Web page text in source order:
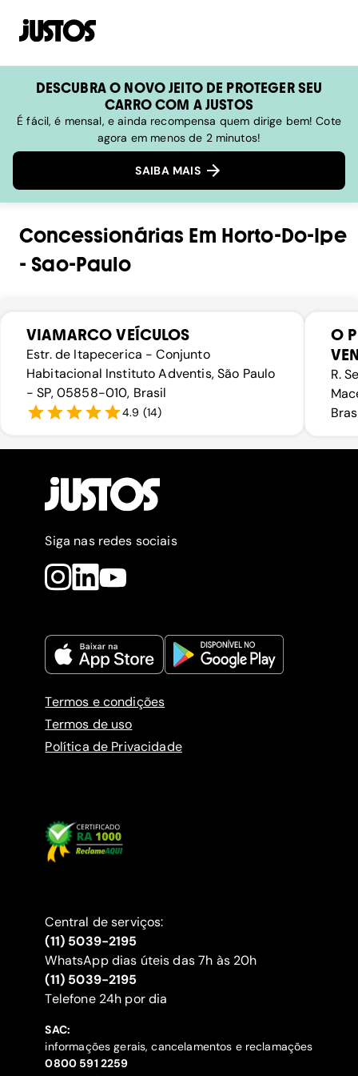
DESCUBRA O NOVO JEITO DE PROTEGER SEU
CARRO COM A JUSTOS
É fácil, é mensal, e ainda recompensa quem dirige bem! Cote
agora em menos de 2 minutos!
SAIBA MAIS
Concessionárias Em Horto-Do-Ipe
- Sao-Paulo
VIAMARCO VEÍCULOS
Estr. de Itapecerica - Conjunto
Habitacional Instituto Adventis, São Paulo
- SP, 05858-010, Brasil
4.9 (14)
O
R.
Siga nas redes sociais
Termos e condições
Termos de uso
Política de Privacidade
Central de serviços:
(11) 5039-2195
WhatsApp dias úteis das 7h às 20h
(11) 5039-2195
‍Telefone 24h por dia
SAC:
informações gerais, cancelamentos e reclamações
‍0800 591 2259